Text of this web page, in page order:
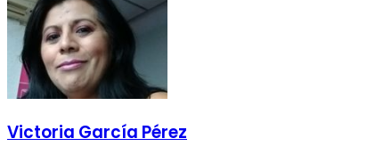
Victoria García Pérez